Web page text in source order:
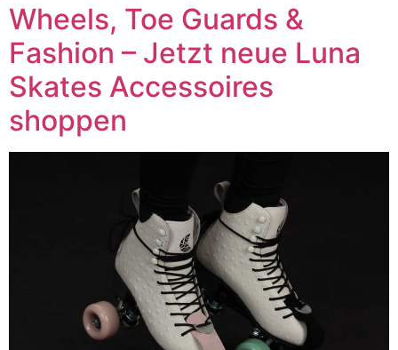
Wheels, Toe Guards &
Fashion – Jetzt neue Luna
Skates Accessoires
shoppen